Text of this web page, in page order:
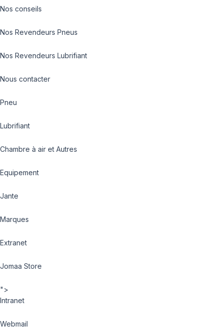
Nos conseils
Nos Revendeurs Pneus
Nos Revendeurs Lubrifiant
Nous contacter
Pneu
Lubrifiant
Chambre à air et Autres
Equipement
Jante
Marques
Extranet
Jomaa Store
">
Intranet
Webmail